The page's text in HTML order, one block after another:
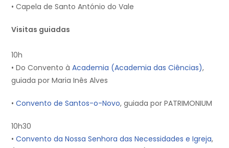
• Capela de Santo António do Vale
Visitas guiadas
10h
• Do Convento à Academia (Academia das Ciências),
guiada por Maria Inês Alves
• Convento de Santos-o-Novo, guiada por PATRIMONIUM
10h30
• Convento da Nossa Senhora das Necessidades e Igreja,